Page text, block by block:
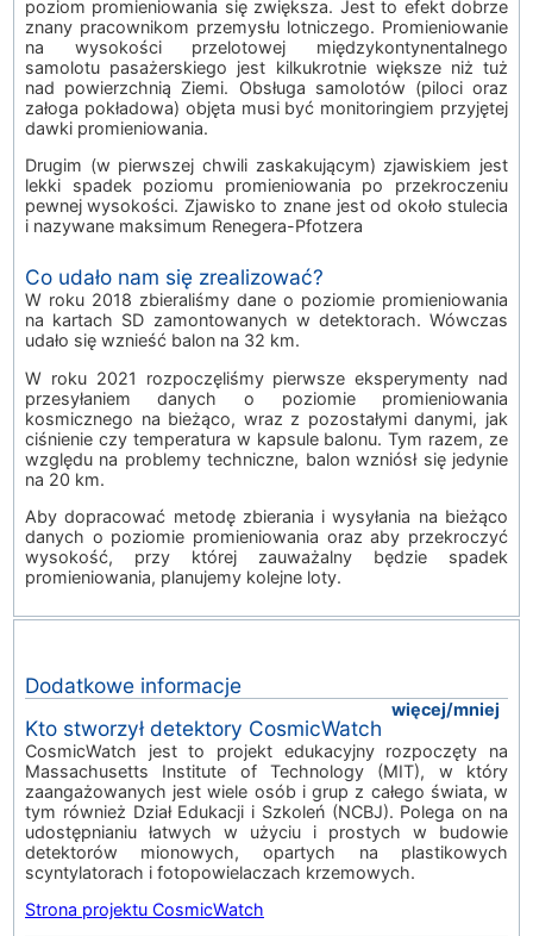
poziom promieniowania się zwiększa. Jest to efekt dobrze
znany pracownikom przemysłu lotniczego. Promieniowanie
na wysokości przelotowej międzykontynentalnego
samolotu pasażerskiego jest kilkukrotnie większe niż tuż
nad powierzchnią Ziemi. Obsługa samolotów (piloci oraz
załoga pokładowa) objęta musi być monitoringiem przyjętej
dawki promieniowania.
Drugim (w pierwszej chwili zaskakującym) zjawiskiem jest
lekki spadek poziomu promieniowania po przekroczeniu
pewnej wysokości. Zjawisko to znane jest od około stulecia
i nazywane maksimum Renegera-Pfotzera
Co udało nam się zrealizować?
W roku 2018 zbieraliśmy dane o poziomie promieniowania
na kartach SD zamontowanych w detektorach. Wówczas
udało się wznieść balon na 32 km.
W roku 2021 rozpoczęliśmy pierwsze eksperymenty nad
przesyłaniem danych o poziomie promieniowania
kosmicznego na bieżąco, wraz z pozostałymi danymi, jak
ciśnienie czy temperatura w kapsule balonu. Tym razem, ze
względu na problemy techniczne, balon wzniósł się jedynie
na 20 km.
Aby dopracować metodę zbierania i wysyłania na bieżąco
danych o poziomie promieniowania oraz aby przekroczyć
wysokość, przy której zauważalny będzie spadek
promieniowania, planujemy kolejne loty.
Dodatkowe informacje
więcej/mniej
Kto stworzył detektory CosmicWatch
CosmicWatch jest to projekt edukacyjny rozpoczęty na
Massachusetts Institute of Technology (MIT), w który
zaangażowanych jest wiele osób i grup z całego świata, w
tym również Dział Edukacji i Szkoleń (NCBJ). Polega on na
udostępnianiu łatwych w użyciu i prostych w budowie
detektorów mionowych, opartych na plastikowych
scyntylatorach i fotopowielaczach krzemowych.
Strona projektu CosmicWatch